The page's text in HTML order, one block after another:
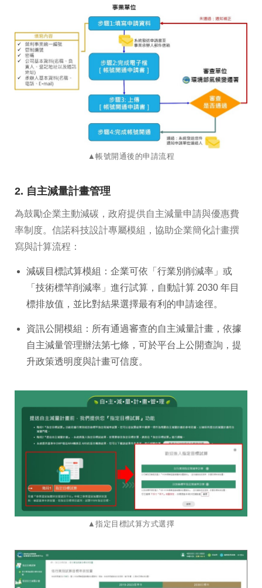
​​​​​​​▲帳號開通後的申請流程
2. 自主減量計畫管理
為鼓勵企業主動減碳，政府提供自主減量申請與優惠費
率制度。信諾科技設計專屬模組，協助企業簡化計畫撰
寫與計算流程：
減碳目標試算模組：企業可依「行業別削減率」或
「技術標竿削減率」進行試算，自動計算 2030 年目
標排放值，並比對結果選擇最有利的申請途徑。
資訊公開模組：所有通過審查的自主減量計畫，依據
自主減量管理辦法第七條，可於平台上公開查詢，提
升政策透明度與計畫可信度。
​​​​​​​​​​​​​​▲指定目標試算方式選擇